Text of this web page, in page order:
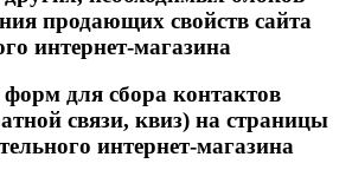
продающих свойств сайта
интернет-магазина
для сбора контактов
связи, квиз) на страницы
интернет-магазина